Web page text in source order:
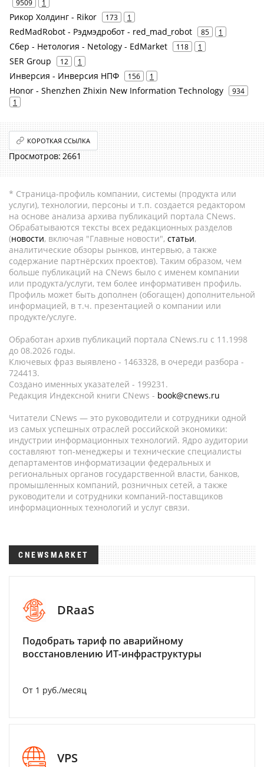
9509 1
Рикор Холдинг - Rikor 173 1
RedMadRobot - Рэдмэдробот - red_mad_robot 85 1
Сбер - Нетология - Netology - EdMarket 118 1
SER Group 12 1
Инверсия - Инверсия НПФ 156 1
Honor - Shenzhen Zhixin New Information Technology
934
1
КОРОТКАЯ ССЫЛКА
2661
* Страница-профиль компании, системы (продукта или
услуги), технологии, персоны и т.п. создается редактором
на основе анализа архива публикаций портала CNews.
Обрабатываются тексты всех редакционных разделов
(новости, включая "Главные новости", статьи,
аналитические обзоры рынков, интервью, а также
содержание партнёрских проектов). Таким образом, чем
больше публикаций на CNews было с именем компании
или продукта/услуги, тем более информативен профиль.
Профиль может быть дополнен (обогащен) дополнительной
информацией, в т.ч. презентацией о компании или
продукте/услуге.
Обработан архив публикаций портала CNews.ru c 11.1998
до 08.2026 годы.
Ключевых фраз выявлено - 1463328, в очереди разбора -
724413.
Создано именных указателей - 199231.
Редакция Индексной книги CNews - book@cnews.ru
Читатели CNews — это руководители и сотрудники одной
из самых успешных отраслей российской экономики:
индустрии информационных технологий. Ядро аудитории
составляют топ-менеджеры и технические специалисты
департаментов информатизации федеральных и
региональных органов государственной власти, банков,
промышленных компаний, розничных сетей, а также
руководители и сотрудники компаний-поставщиков
информационных технологий и услуг связи.
CNEWSMARKET
DRaaS
Подобрать тариф по аварийному
восстановлению ИТ-инфраструктуры
От 1 руб./месяц
VPS